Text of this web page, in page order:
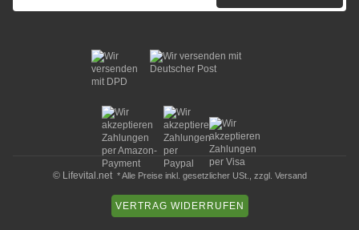
© Lifevital.net* Alle Preise inkl. gesetzlicher USt., zzgl. Versand
VERTRAG WIDERRUFEN